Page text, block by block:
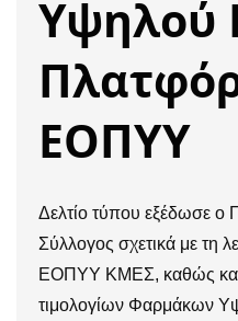
Υψηλού
ΕΟΠΥΥ
Δελτίο τύπου εξέδωσε ο
Σύλλογος σχετικά με τη
ΕΟΠΥΥ ΚΜΕΣ, καθώς και
τιμολογίων Φαρμάκων